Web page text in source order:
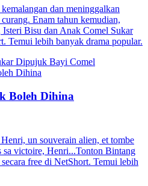
dan meninggalkan
Enam tahun kemudian,
Bisu dan Anak Comel Sukar
Temui lebih banyak drama popular.
Dipujuk Bayi Comel
Boleh Dihina
un souverain alien, et tombe
sa victoire, Henri...Tonton Bintang
free di NetShort. Temui lebih